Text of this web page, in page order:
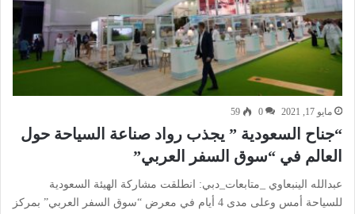
مايو 17, 2021 0
59
“جناح السعودية ” يجذب رواد صناعة السياحة حول
العالم في “سوق السفر العربي”
عبدالله الينبعاوي _متابعات_دبي: انطلقت مشاركة الهيئة السعودية
للسياحة أمس وعلى مدى 4 أيام في معرض “سوق السفر العربي” بمركز